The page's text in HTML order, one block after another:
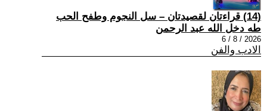
(14) قراءتان لقصيدتان – سل النجوم وطفح الحب
طه دخل الله عبد الرحمن
2026 / 8 / 6
الادب والفن